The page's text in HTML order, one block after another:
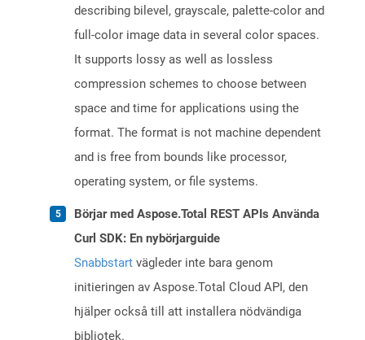
describing bilevel, grayscale, palette-color and
full-color image data in several color spaces.
It supports lossy as well as lossless
compression schemes to choose between
space and time for applications using the
format. The format is not machine dependent
and is free from bounds like processor,
operating system, or file systems.
Börjar med Aspose.Total REST APIs Använda
Curl SDK: En nybörjarguide
Snabbstart vägleder inte bara genom
initieringen av Aspose.Total Cloud API, den
hjälper också till att installera nödvändiga
bibliotek.